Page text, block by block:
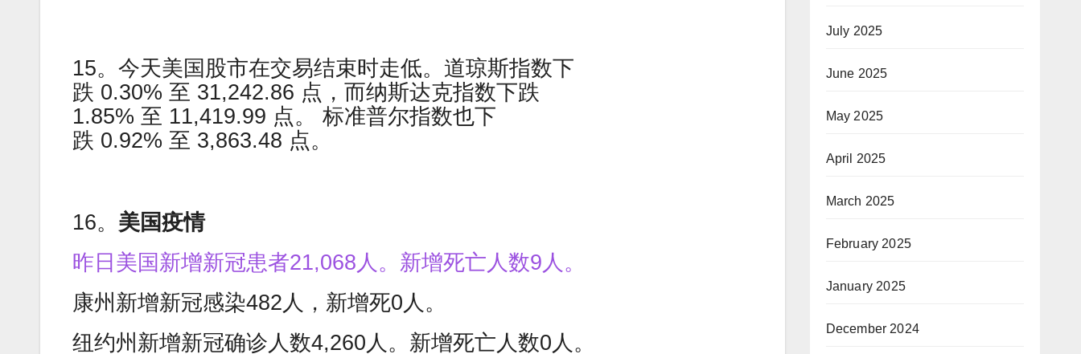
15。今天美国股市在交易结束时走低。道琼斯指数下
跌 0.30% 至 31,242.86 点，而纳斯达克指数下跌
1.85% 至 11,419.99 点。 标准普尔指数也下
跌 0.92% 至 3,863.48 点。
16。 美国疫情
昨日美国新增新冠患者21,068人。新增死亡人数9人。
康州新增新冠感染482人，新增死0人。
纽约州新增新冠确诊人数4,260人。新增死亡人数0人。
July 2025
June 2025
May 2025
April 2025
March 2025
February 2025
January 2025
December 2024